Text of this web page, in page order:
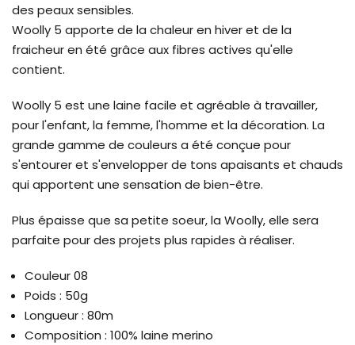
des peaux sensibles.
Woolly 5 apporte de la chaleur en hiver et de la
fraicheur en été grâce aux fibres actives qu'elle
contient.
Woolly 5 est une laine facile et agréable à travailler,
pour l'enfant, la femme, l'homme et la décoration. La
grande gamme de couleurs a été conçue pour
s'entourer et s'envelopper de tons apaisants et chauds
qui apportent une sensation de bien-être.
Plus épaisse que sa petite soeur, la Woolly, elle sera
parfaite pour des projets plus rapides à réaliser.
Couleur 08
Poids : 50g
Longueur : 80m
Composition : 100% laine merino